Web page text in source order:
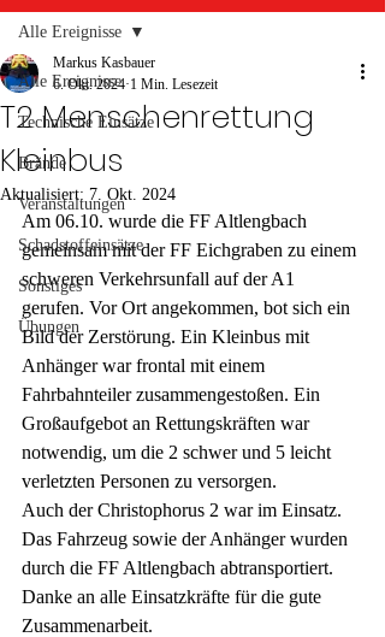
Alle Ereignisse
Technische Einsätze
Brände
Veranstaltungen
Schadstoffeinsätze
Sonstiges
Übungen
Alle Ereignisse
T2 Menschenrettung
Kleinbus
Markus Kasbauer
6. Okt. 2024 1 Min. Lesezeit
Aktualisiert: 7. Okt. 2024
Am 06.10. wurde die FF Altlengbach
gemeinsam mit der FF Eichgraben zu einem
schweren Verkehrsunfall auf der A1
gerufen. Vor Ort angekommen, bot sich ein
Bild der Zerstörung. Ein Kleinbus mit
Anhänger war frontal mit einem
Fahrbahnteiler zusammengestoßen. Ein
Großaufgebot an Rettungskräften war
notwendig, um die 2 schwer und 5 leicht
verletzten Personen zu versorgen.
Auch der Christophorus 2 war im Einsatz.
Das Fahrzeug sowie der Anhänger wurden
durch die FF Altlengbach abtransportiert.
Danke an alle Einsatzkräfte für die gute
Zusammenarbeit.